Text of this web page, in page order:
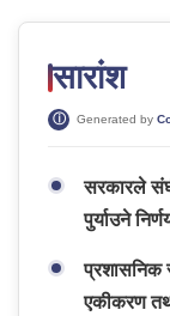
सारांश
Generated by
सरकारले
पुर्याउने
प्रशासनिक
एकीकरण